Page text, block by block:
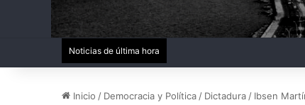
Noticias de última hora
Inicio / Democracia y Política / Dictadura / Ibsen